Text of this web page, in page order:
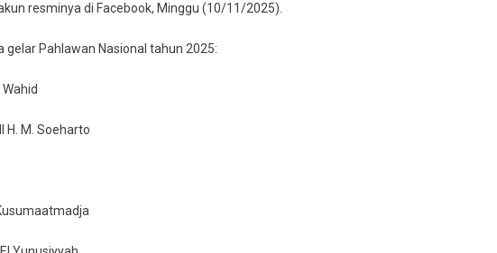
Termasuk
Dur
Soeharto
resminya di Facebook, Minggu (10/11/2025).
Pahlawan Nasional tahun 2025:
H. M. Soeharto